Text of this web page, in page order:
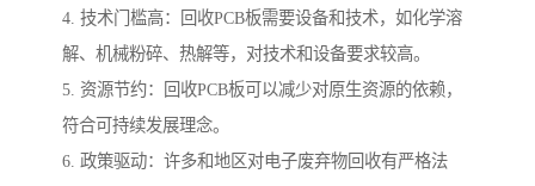
4. 技术门槛高：回收PCB板需要设备和技术，如化学溶
解、机械粉碎、热解等，对技术和设备要求较高。
5. 资源节约：回收PCB板可以减少对原生资源的依赖，
符合可持续发展理念。
6. 政策驱动：许多和地区对电子废弃物回收有严格法